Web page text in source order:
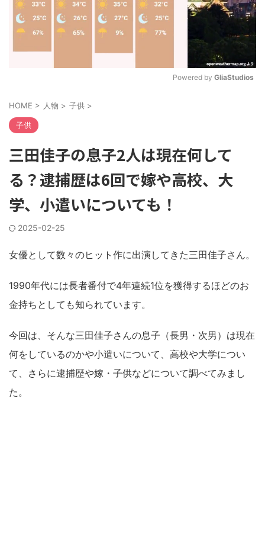
Powered by GliaStudios
HOME > 人物 > 子供 >
子供
三田佳子の息子2人は現在何して
る？逮捕歴は6回で嫁や高校、大
学、小遣いについても！
2025-02-25
女優として数々のヒット作に出演してきた三田佳子さん。
1990年代には長者番付で4年連続1位を獲得するほどのお
金持ちとしても知られています。
今回は、そんな三田佳子さんの息子（長男・次男）は現在
何をしているのかや小遣いについて、高校や大学につい
て、さらに逮捕歴や嫁・子供などについて調べてみまし
た。